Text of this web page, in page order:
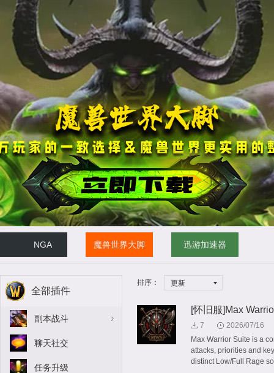
NGA 魔兽世界大脚 迅游加速器
全部插件
副本战斗
聊天社交
任务升级
排序： 更新
[怀旧服]Max
7
2026/07/16
Max Warrior Suite is a
attacks, priorities and
distinct Low/Full Rage